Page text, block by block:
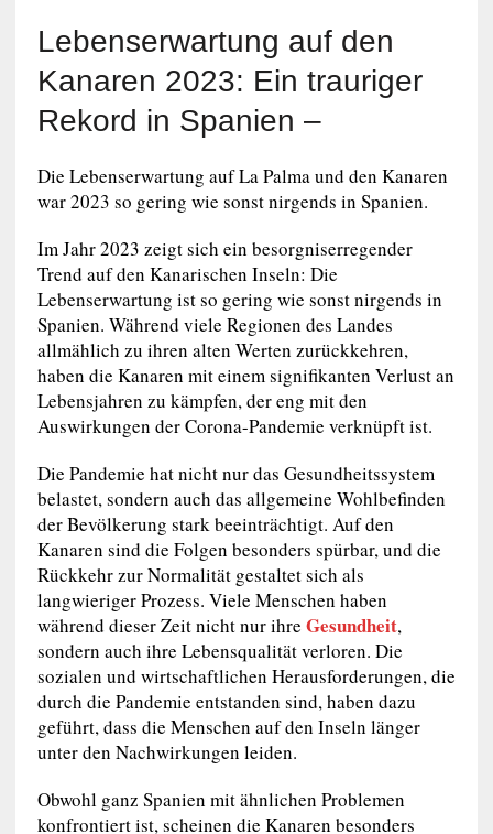
Lebenserwartung auf den
Kanaren 2023: Ein trauriger
Rekord in Spanien –
Die Lebenserwartung auf La Palma und den Kanaren
war 2023 so gering wie sonst nirgends in Spanien.
Im Jahr 2023 zeigt sich ein besorgniserregender
Trend auf den Kanarischen Inseln: Die
Lebenserwartung ist so gering wie sonst nirgends in
Spanien. Während viele Regionen des Landes
allmählich zu ihren alten Werten zurückkehren,
haben die Kanaren mit einem signifikanten Verlust an
Lebensjahren zu kämpfen, der eng mit den
Auswirkungen der Corona-Pandemie verknüpft ist.
Die Pandemie hat nicht nur das Gesundheitssystem
belastet, sondern auch das allgemeine Wohlbefinden
der Bevölkerung stark beeinträchtigt. Auf den
Kanaren sind die Folgen besonders spürbar, und die
Rückkehr zur Normalität gestaltet sich als
langwieriger Prozess. Viele Menschen haben
während dieser Zeit nicht nur ihre Gesundheit,
sondern auch ihre Lebensqualität verloren. Die
sozialen und wirtschaftlichen Herausforderungen, die
durch die Pandemie entstanden sind, haben dazu
geführt, dass die Menschen auf den Inseln länger
unter den Nachwirkungen leiden.
Obwohl ganz Spanien mit ähnlichen Problemen
konfrontiert ist, scheinen die Kanaren besonders